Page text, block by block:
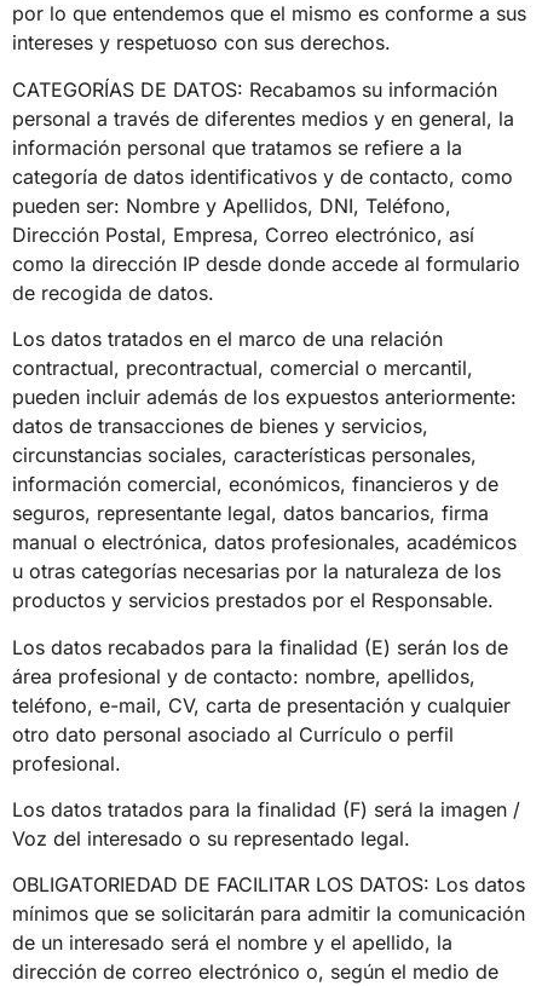
por lo que entendemos que el mismo es conforme a sus
intereses y respetuoso con sus derechos.
CATEGORÍAS DE DATOS: Recabamos su información
personal a través de diferentes medios y en general, la
información personal que tratamos se refiere a la
categoría de datos identificativos y de contacto, como
pueden ser: Nombre y Apellidos, DNI, Teléfono,
Dirección Postal, Empresa, Correo electrónico, así
como la dirección IP desde donde accede al formulario
de recogida de datos.
Los datos tratados en el marco de una relación
contractual, precontractual, comercial o mercantil,
pueden incluir además de los expuestos anteriormente:
datos de transacciones de bienes y servicios,
circunstancias sociales, características personales,
información comercial, económicos, financieros y de
seguros, representante legal, datos bancarios, firma
manual o electrónica, datos profesionales, académicos
u otras categorías necesarias por la naturaleza de los
productos y servicios prestados por el Responsable.
Los datos recabados para la finalidad (E) serán los de
área profesional y de contacto: nombre, apellidos,
teléfono, e-mail, CV, carta de presentación y cualquier
otro dato personal asociado al Currículo o perfil
profesional.
Los datos tratados para la finalidad (F) será la imagen /
Voz del interesado o su representado legal.
OBLIGATORIEDAD DE FACILITAR LOS DATOS: Los datos
mínimos que se solicitarán para admitir la comunicación
de un interesado será el nombre y el apellido, la
dirección de correo electrónico o, según el medio de